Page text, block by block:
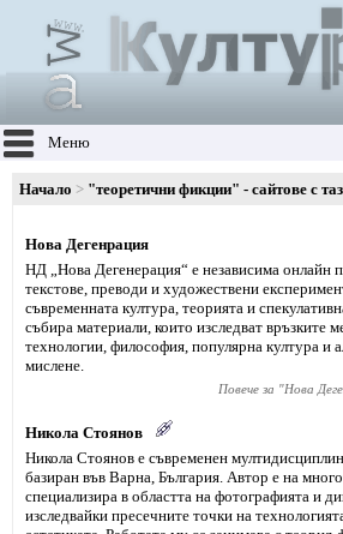
Меню
Начало "теоретични фикции" - сайтове с
Нова Дегенрация
НД „Нова Дегенерация“ е независима онлайн
текстове, преводи и художествени
съвременната култура, теорията и
събира материали, които изследват връзките
технологии, философия, популярна култура и
мислене.
Повече за "Нова
Никола Стоянов
Никола Стоянов е съвременен
базиран във Варна, България. Автор е на
специализира в областта на фотографията и
изследвайки пресечните точки на